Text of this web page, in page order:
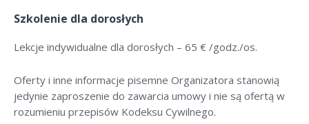
Szkolenie dla dorosłych
Lekcje indywidualne dla dorosłych – 65 € /godz./os.
Oferty i inne informacje pisemne Organizatora stanowią
jedynie zaproszenie do zawarcia umowy i nie są ofertą w
rozumieniu przepisów Kodeksu Cywilnego.